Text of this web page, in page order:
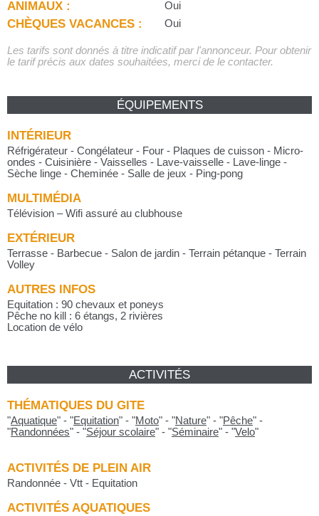
ANIMAUX : Oui
CHÈQUES VACANCES : Oui
Les tarifs sont donnés à titre indicatif par l'annonceur. Pour obtenir
le tarif précis aux dates souhaitées, merci de le contacter.
ÉQUIPEMENTS
INTÉRIEUR
Réfrigérateur - Congélateur - Four - Plaques de cuisson - Micro-
ondes - Cuisinière - Vaisselles - Lave-vaisselle - Lave-linge -
Sèche linge - Cheminée - Salle de jeux - Ping-pong
MULTIMÉDIA
Télévision – Wifi assuré au clubhouse
EXTÉRIEUR
Terrasse - Barbecue - Salon de jardin - Terrain pétanque - Terrain
Volley
AUTRES INFOS
Equitation : 90 chevaux et poneys
Pêche no kill : 6 étangs, 2 rivières
Location de vélo
ACTIVITÉS
THÉMATIQUES DU GITE
"Aquatique" - "Equitation" - "Moto" - "Nature" - "Pêche" -
"Randonnées" - "Séjour scolaire" - "Séminaire" - "Velo"
ACTIVITÉS DE PLEIN AIR
Randonnée - Vtt - Equitation
ACTIVITÉS AQUATIQUES